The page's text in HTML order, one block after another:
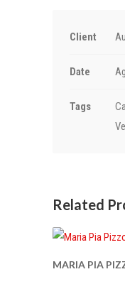
Client
Date
Tags
Related
MARIA PIA